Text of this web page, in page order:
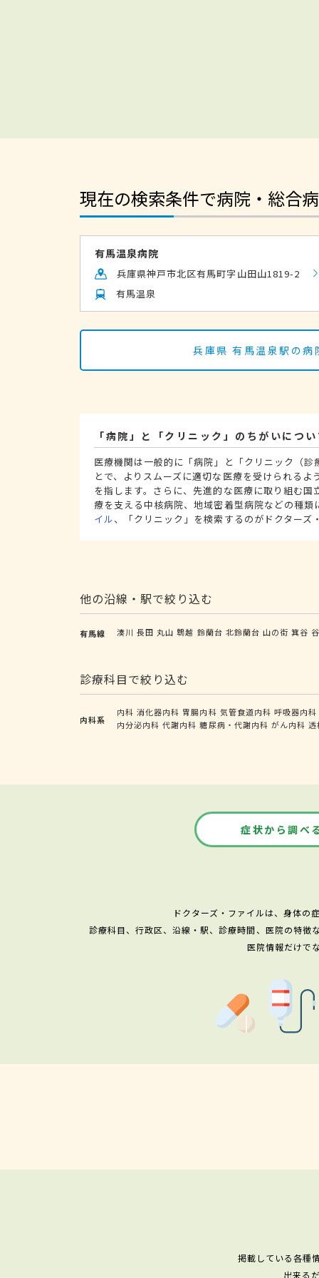
現在の検索条件で病院・総合
有馬温泉病院
兵庫県神戸市北区有馬町字山田山1819-2
有馬温泉
兵庫県 有馬温泉駅の
「病院」と「クリニック」のちがいにつ
医療機関は一般的に「病院」と「クリニック（
とで、よりスムーズに適切な医療を受けられる
を指します。さらに、先進的な医療に取り組む
療を支える中核病院、地域密着型病院などの種類
イル、「クリニック」を検索するのがドクターズ
他の沿線・駅で絞り込む
有馬線 湊川 長田 丸山 鵯越 鈴蘭台 北鈴蘭台 山の街 箕谷
診療科目で絞り込む
内科系
内科 消化器内科 胃腸内科 気管食道内科 呼吸器内科
内分泌内科 代謝内科 糖尿病・代謝内科 がん内科 透
症状から調べ
ドクターズ・ファイルは、身体の
診療科目、行政区、沿線・駅、診療時間、医院の特徴
医院情報だけで
掲載している各種
出来る